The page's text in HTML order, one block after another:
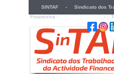
SINTAF - Sindicato dos
Financeira -
-